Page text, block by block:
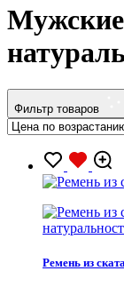
Фильтр товаров
Ремень из